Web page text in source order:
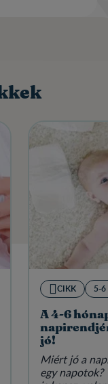
CIKK 5-
A 4-6
jó!
Miért jó a
egy napotok?